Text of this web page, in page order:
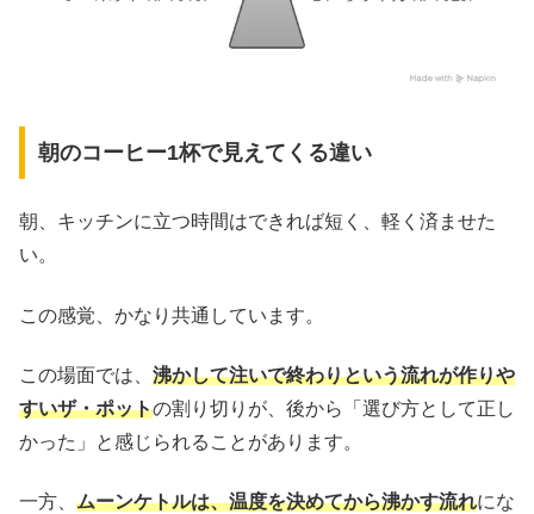
朝のコーヒー1杯で見えてくる違い
朝、キッチンに立つ時間はできれば短く、軽く済ませた
い。
この感覚、かなり共通しています。
この場面では、 沸かして注いで終わりという流れが作りや
すいザ・ポットの割り切りが、後から「選び方として正し
かった」と感じられることがあります。
一方、 ムーンケトルは、温度を決めてから沸かす流れにな